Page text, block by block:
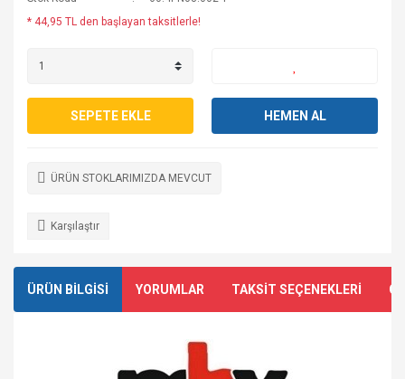
* 44,95 TL den başlayan taksitlerle!
SEPETE EKLE HEMEN AL
ÜRÜN STOKLARIMIZDA MEVCUT
Karşılaştır
ÜRÜN BİLGİSİ YORUMLAR TAKSİT SEÇENEKLERİ